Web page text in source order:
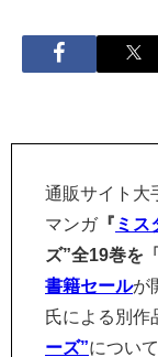
通販サイト大
マンガ『 ミス
ズ”全19巻を
書籍セールが
氏による別作
ーズ”につい